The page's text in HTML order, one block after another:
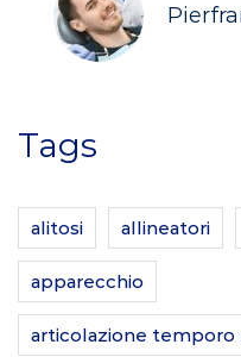
Tags
alitosi allineatori
apparecchio
articolazione temporo